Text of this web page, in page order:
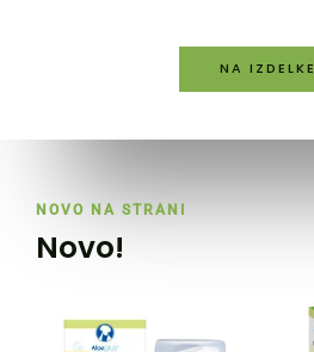
NA IZDELKE
NOVO NA STRANI
Novo!